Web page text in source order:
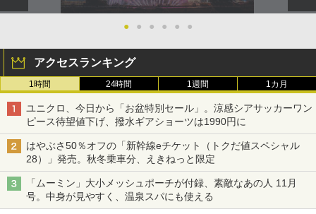
● ● ● ● ● ●
アクセスランキング
1時間 24時間 1週間 1カ月
ユニクロ、今日から「お盆特別セール」。涼感シアサッカーワン
ピース待望値下げ、撥水ギアショーツは1990円に
はやぶさ50％オフの「新幹線eチケット（トクだ値スペシャル
28）」発売。秋冬乗車分、えきねっと限定
「ムーミン」大小メッシュポーチが付録、素敵なあの人 11月
号。中身が見やすく、温泉スパにも使える